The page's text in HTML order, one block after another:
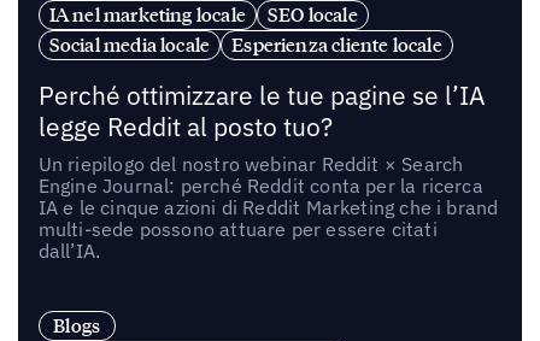
IA nel marketing locale
SEO locale
Social media locale
Esperienza cliente locale
Perché ottimizzare le tue pagine se l’IA
legge Reddit al posto tuo?
Un riepilogo del nostro webinar Reddit × Search
Engine Journal: perché Reddit conta per la ricerca
IA e le cinque azioni di Reddit Marketing che i brand
multi-sede possono attuare per essere citati
dall’IA.
Blogs